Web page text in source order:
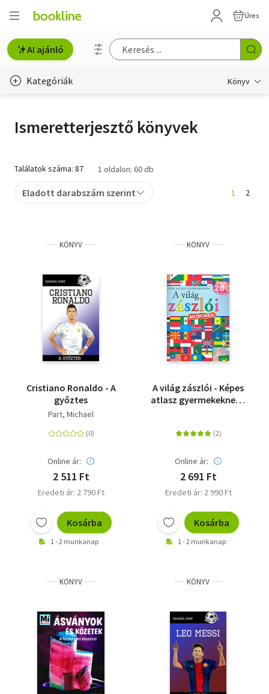
Üres
AI ajánló
Kategóriák Könyv
Erotika
Hobbi, szabadidő
Szótár, nyelvkönyv
Tankönyv, segédkönyv
Társadalomtudomány
Történelem
Ismeretterjesztő könyvek
Találatok száma: 87 1 oldalon: 60 db
Eladott darabszám szerint 1 2
KÖNYV
Cristiano Ronaldo - A
győztes
Part, Michael
Online ár:
2 511 Ft
Eredeti ár: 2 790 Ft
Kosárba
1 - 2 munkanap
KÖNYV
A világ zászlói - Képes
atlasz gyermekeknek -
Online ár:
2 691 Ft
Eredeti ár: 2 990 Ft
Kosárba
1 - 2 munkanap
KÖNYV KÖNYV